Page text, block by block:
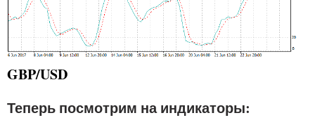
GBP/USD
Теперь посмотрим на индикаторы: